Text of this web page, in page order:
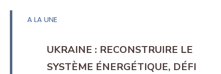
A LA UNE
UKRAINE : RECONSTRUIRE LE
SYSTÈME ÉNERGÉTIQUE, DÉFI